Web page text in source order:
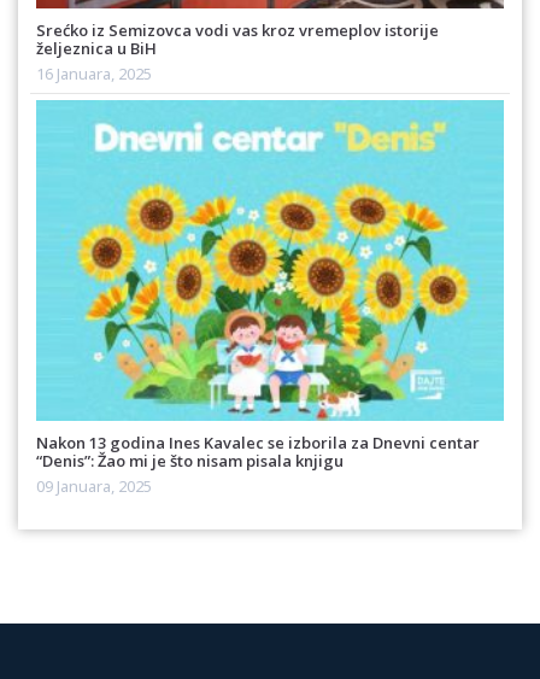
Srećko iz Semizovca vodi vas kroz vremeplov istorije
željeznica u BiH
16 Januara, 2025
Nakon 13 godina Ines Kavalec se izborila za Dnevni centar
“Denis”: Žao mi je što nisam pisala knjigu
09 Januara, 2025